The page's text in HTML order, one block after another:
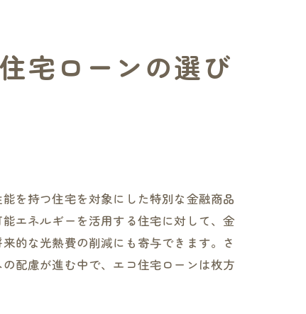
宅ローンの選び
を持つ住宅を対象にした特別な金融商品
エネルギーを活用する住宅に対して、金
的な光熱費の削減にも寄与できます。さ
配慮が進む中で、エコ住宅ローンは枚方